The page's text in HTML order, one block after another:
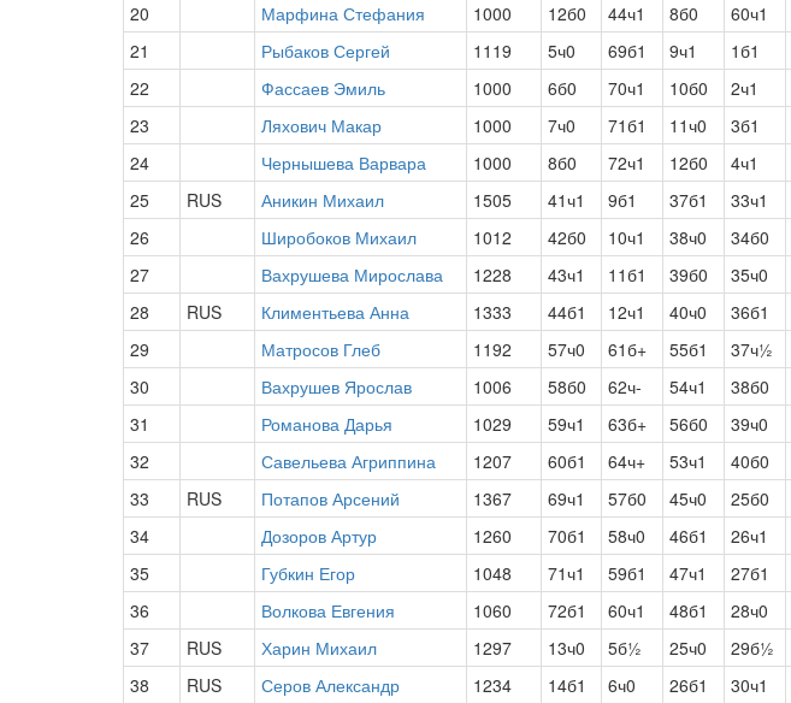
20
Марфина Стефания 1000 12б0 44ч1 8б0 60ч1
21
Рыбаков Сергей 1119 5ч0 69б1 9ч1 1б1
22
Фассаев Эмиль 1000 6б0 70ч1 10б0 2ч1
23
Ляхович Макар 1000 7ч0 71б1 11ч0 3б1
24
Чернышева Варвара 1000 8б0 72ч1 12б0 4ч1
25
RUS Аникин Михаил 1505 41ч1 9б1 37б1 33ч1
26
Широбоков Михаил 1012 42б0 10ч1 38ч0 34б0
27
Вахрушева Мирослава 1228 43ч1 11б1 39б0 35ч0
28
RUS Климентьева Анна 1333 44б1 12ч1 40ч0 36б1
29
Матросов Глеб 1192 57ч0 61б+ 55б1 37ч½
30
Вахрушев Ярослав 1006 58б0 62ч- 54ч1 38б0
31
Романова Дарья 1029 59ч1 63б+ 56б0 39ч0
32
Савельева Агриппина 1207 60б1 64ч+ 53ч1 40б0
33
RUS Потапов Арсений 1367 69ч1 57б0 45ч0 25б0
34
Дозоров Артур 1260 70б1 58ч0 46б1 26ч1
35
Губкин Егор 1048 71ч1 59б1 47ч1 27б1
36
Волкова Евгения 1060 72б1 60ч1 48б1 28ч0
37
RUS Харин Михаил 1297 13ч0 5б½ 25ч0 29б½
38
RUS Серов Александр 1234 14б1 6ч0 26б1 30ч1